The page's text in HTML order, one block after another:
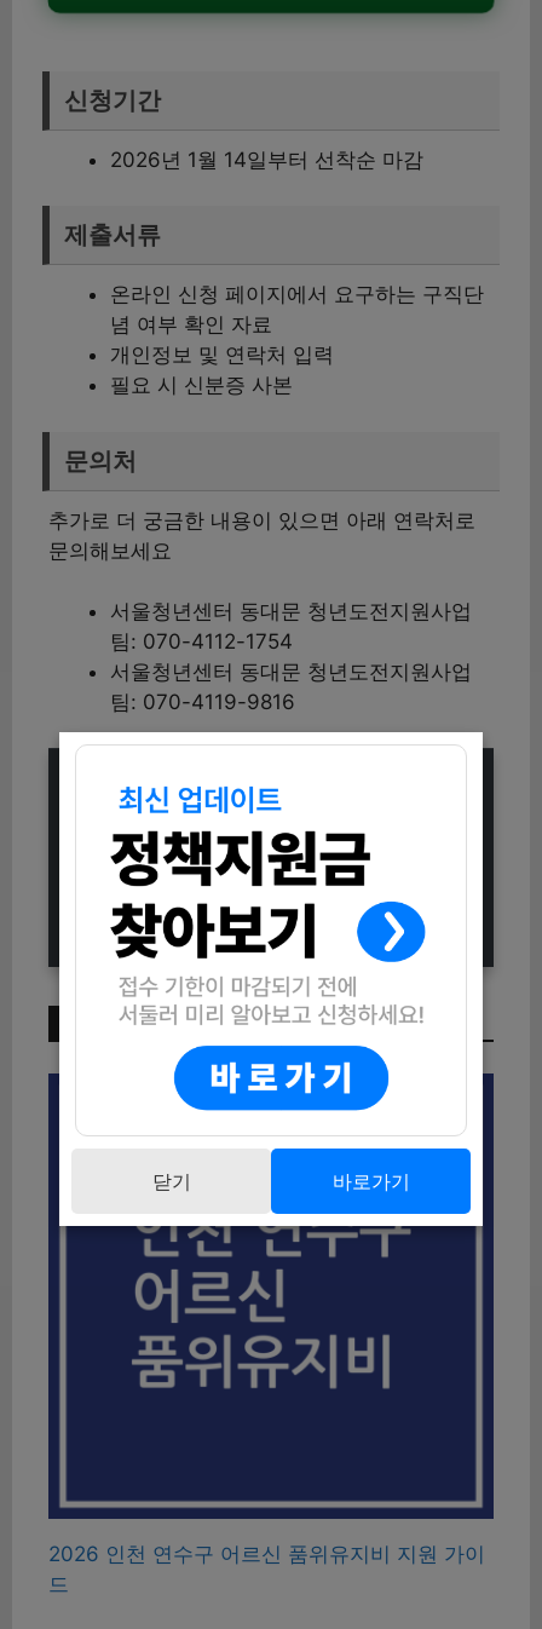
신청기간
2026년 1월 14일부터 선착순 마감
제출서류
온라인 신청 페이지에서 요구하는 구직단
념 여부 확인 자료
개인정보 및 연락처 입력
필요 시 신분증 사본
문의처
추가로 더 궁금한 내용이 있으면 아래 연락처로
문의해보세요
서울청년센터 동대문 청년도전지원사업
팀: 070-4112-1754
서울청년센터 동대문 청년도전지원사업
팀: 070-4119-9816
2026년 서울시 노후주택 에너지 효
율 개선 ‘새빛주택’ 지원사업
전세가 30% 기준 LH 매입임대 입주
자격과 절차 가이드
이번 주 인기 글
2026 인천 연수구 어르신 품위유지비 지원 가이
드
닫기 바로가기